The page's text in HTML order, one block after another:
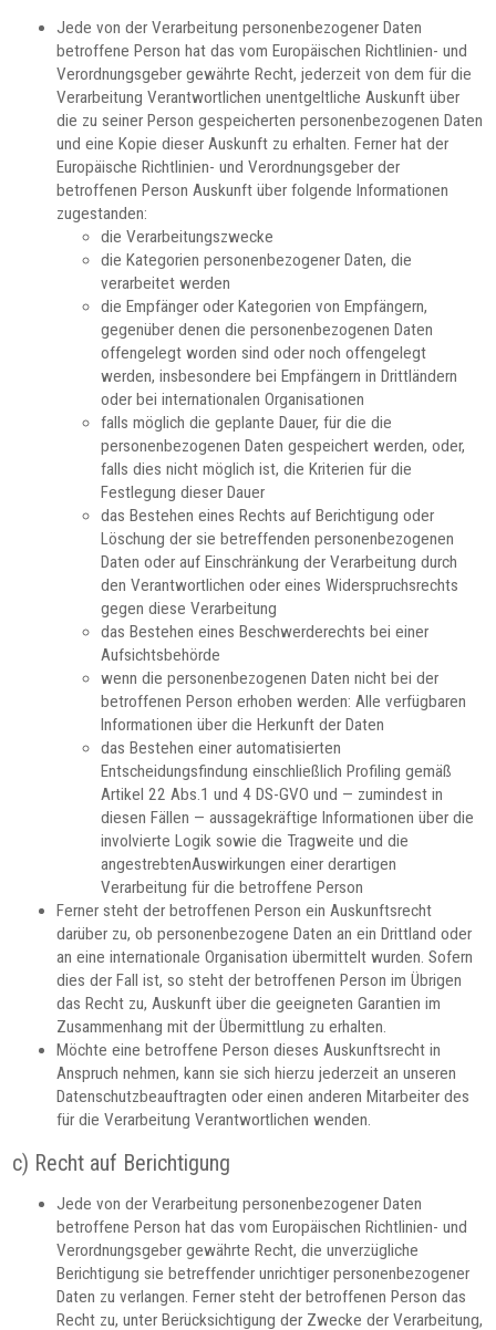
Jede von der Verarbeitung personenbezogener Daten
betroffene Person hat das vom Europäischen Richtlinien- und
Verordnungsgeber gewährte Recht, jederzeit von dem für die
Verarbeitung Verantwortlichen unentgeltliche Auskunft über
die zu seiner Person gespeicherten personenbezogenen Daten
und eine Kopie dieser Auskunft zu erhalten. Ferner hat der
Europäische Richtlinien- und Verordnungsgeber der
betroffenen Person Auskunft über folgende Informationen
zugestanden:
die Verarbeitungszwecke
die Kategorien personenbezogener Daten, die
verarbeitet werden
die Empfänger oder Kategorien von Empfängern,
gegenüber denen die personenbezogenen Daten
offengelegt worden sind oder noch offengelegt
werden, insbesondere bei Empfängern in Drittländern
oder bei internationalen Organisationen
falls möglich die geplante Dauer, für die die
personenbezogenen Daten gespeichert werden, oder,
falls dies nicht möglich ist, die Kriterien für die
Festlegung dieser Dauer
das Bestehen eines Rechts auf Berichtigung oder
Löschung der sie betreffenden personenbezogenen
Daten oder auf Einschränkung der Verarbeitung durch
den Verantwortlichen oder eines Widerspruchsrechts
gegen diese Verarbeitung
das Bestehen eines Beschwerderechts bei einer
Aufsichtsbehörde
wenn die personenbezogenen Daten nicht bei der
betroffenen Person erhoben werden: Alle verfügbaren
Informationen über die Herkunft der Daten
das Bestehen einer automatisierten
Entscheidungsfindung einschließlich Profiling gemäß
Artikel 22 Abs.1 und 4 DS-GVO und — zumindest in
diesen Fällen — aussagekräftige Informationen über die
involvierte Logik sowie die Tragweite und die
angestrebtenAuswirkungen einer derartigen
Verarbeitung für die betroffene Person
Ferner steht der betroffenen Person ein Auskunftsrecht
darüber zu, ob personenbezogene Daten an ein Drittland oder
an eine internationale Organisation übermittelt wurden. Sofern
dies der Fall ist, so steht der betroffenen Person im Übrigen
das Recht zu, Auskunft über die geeigneten Garantien im
Zusammenhang mit der Übermittlung zu erhalten.
Möchte eine betroffene Person dieses Auskunftsrecht in
Anspruch nehmen, kann sie sich hierzu jederzeit an unseren
Datenschutzbeauftragten oder einen anderen Mitarbeiter des
für die Verarbeitung Verantwortlichen wenden.
c) Recht auf Berichtigung
Jede von der Verarbeitung personenbezogener Daten
betroffene Person hat das vom Europäischen Richtlinien- und
Verordnungsgeber gewährte Recht, die unverzügliche
Berichtigung sie betreffender unrichtiger personenbezogener
Daten zu verlangen. Ferner steht der betroffenen Person das
Recht zu, unter Berücksichtigung der Zwecke der Verarbeitung,